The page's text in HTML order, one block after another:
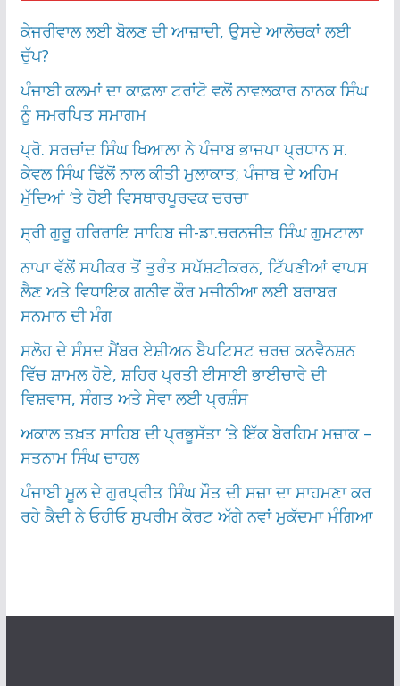
ਕੇਜਰੀਵਾਲ ਲਈ ਬੋਲਣ ਦੀ ਆਜ਼ਾਦੀ, ਉਸਦੇ ਆਲੋਚਕਾਂ ਲਈ
ਚੁੱਪ?
ਪੰਜਾਬੀ ਕਲਮਾਂ ਦਾ ਕਾਫ਼ਲਾ ਟਰਾਂਟੋ ਵਲੋਂ ਨਾਵਲਕਾਰ ਨਾਨਕ ਸਿੰਘ
ਨੂੰ ਸਮਰਪਿਤ ਸਮਾਗਮ
ਪ੍ਰੋ. ਸਰਚਾਂਦ ਸਿੰਘ ਖਿਆਲਾ ਨੇ ਪੰਜਾਬ ਭਾਜਪਾ ਪ੍ਰਧਾਨ ਸ.
ਕੇਵਲ ਸਿੰਘ ਢਿੱਲੋਂ ਨਾਲ ਕੀਤੀ ਮੁਲਾਕਾਤ; ਪੰਜਾਬ ਦੇ ਅਹਿਮ
ਮੁੱਦਿਆਂ ‘ਤੇ ਹੋਈ ਵਿਸਥਾਰਪੂਰਵਕ ਚਰਚਾ
ਸ੍ਰੀ ਗੁਰੂ ਹਰਿਰਾਇ ਸਾਹਿਬ ਜੀ-ਡਾ.ਚਰਨਜੀਤ ਸਿੰਘ ਗੁਮਟਾਲਾ
ਨਾਪਾ ਵੱਲੋਂ ਸਪੀਕਰ ਤੋਂ ਤੁਰੰਤ ਸਪੱਸ਼ਟੀਕਰਨ, ਟਿੱਪਣੀਆਂ ਵਾਪਸ
ਲੈਣ ਅਤੇ ਵਿਧਾਇਕ ਗਨੀਵ ਕੌਰ ਮਜੀਠੀਆ ਲਈ ਬਰਾਬਰ
ਸਨਮਾਨ ਦੀ ਮੰਗ
ਸਲੋਹ ਦੇ ਸੰਸਦ ਮੈਂਬਰ ਏਸ਼ੀਅਨ ਬੈਪਟਿਸਟ ਚਰਚ ਕਨਵੈਨਸ਼ਨ
ਵਿੱਚ ਸ਼ਾਮਲ ਹੋਏ, ਸ਼ਹਿਰ ਪ੍ਰਤੀ ਈਸਾਈ ਭਾਈਚਾਰੇ ਦੀ
ਵਿਸ਼ਵਾਸ, ਸੰਗਤ ਅਤੇ ਸੇਵਾ ਲਈ ਪ੍ਰਸ਼ੰਸ
ਅਕਾਲ ਤਖ਼ਤ ਸਾਹਿਬ ਦੀ ਪ੍ਰਭੂਸੱਤਾ ‘ਤੇ ਇੱਕ ਬੇਰਹਿਮ ਮਜ਼ਾਕ –
ਸਤਨਾਮ ਸਿੰਘ ਚਾਹਲ
ਪੰਜਾਬੀ ਮੂਲ ਦੇ ਗੁਰਪ੍ਰੀਤ ਸਿੰਘ ਮੌਤ ਦੀ ਸਜ਼ਾ ਦਾ ਸਾਹਮਣਾ ਕਰ
ਰਹੇ ਕੈਦੀ ਨੇ ਓਹੀਓ ਸੁਪਰੀਮ ਕੋਰਟ ਅੱਗੇ ਨਵਾਂ ਮੁਕੱਦਮਾ ਮੰਗਿਆ